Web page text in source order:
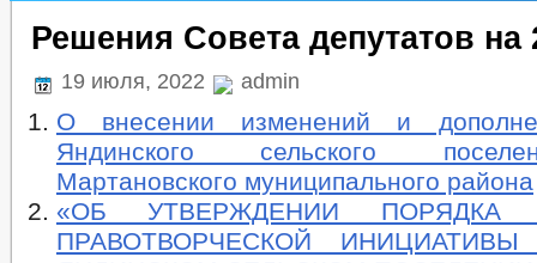
Решения Совета депутатов на
19 июля, 2022 admin
О внесении изменений и
Яндинского сельского
Мартановского муниципального района
«ОБ УТВЕРЖДЕНИИ ПОРЯДКА
ПРАВОТВОРЧЕСКОЙ